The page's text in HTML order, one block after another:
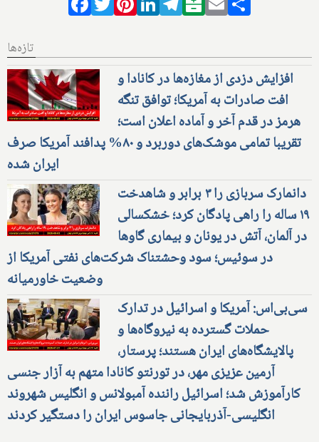
تازه‌ها
افزایش دزدی از مغازه‌ها در کانادا و
افت صادرات به آمریکا؛ توافق تنگه
هرمز در قدم آخر و آماده اعلان است؛
تقریبا تمامی موشک‌های دوربرد و ۸۰% پدافند آمریکا صرف
ایران شده
دانمارک سربازی را ۳ برابر و شاهدخت
۱۹ ساله را راهی پادگان کرد؛ خشکسالی
در آلمان، آتش در یونان و بیماری گاوها
در سوئیس؛ سود وحشتناک شرکت‌های نفتی آمریکا از
وضعیت خاورمیانه
سی‌بی‌اس: آمریکا و اسرائیل در تدارک
حملات گسترده به نیروگاه‌ها و
پالایشگاه‌های ایران هستند؛ پرستار،
آرمین عزیزی مهر، در تورنتو کانادا متهم به آزار جنسی
کارآموزش شد؛ اسرائیل راننده آمبولانس و انگلیس شهروند
انگلیسی-آذربایجانی جاسوس ایران را دستگیر کردند